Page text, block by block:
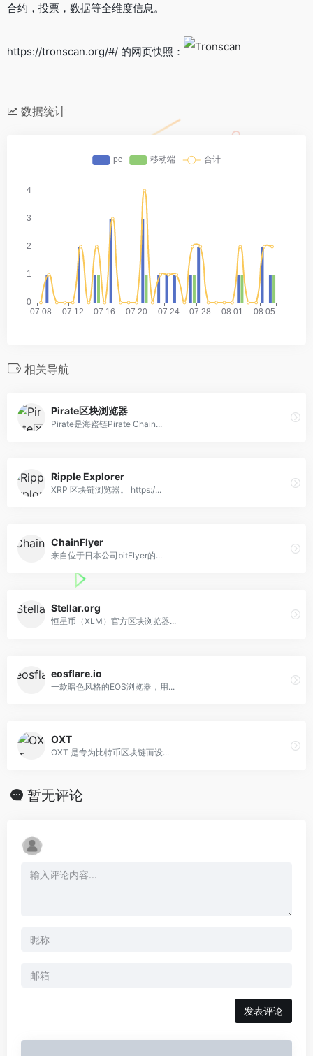
合约，投票，数据等全维度信息。
https://tronscan.org/#/ 的网页快照：
数据统计
相关导航
Pirate区块浏览器
Pirate是海盗链Pirate Chain...
Ripple Explorer
XRP 区块链浏览器。 https:/...
ChainFlyer
来自位于日本公司bitFlyer的...
Stellar.org
恒星币（XLM）官方区块浏览器...
eosflare.io
一款暗色风格的EOS浏览器，用...
OXT
OXT 是专为比特币区块链而设...
暂无评论
发表评论